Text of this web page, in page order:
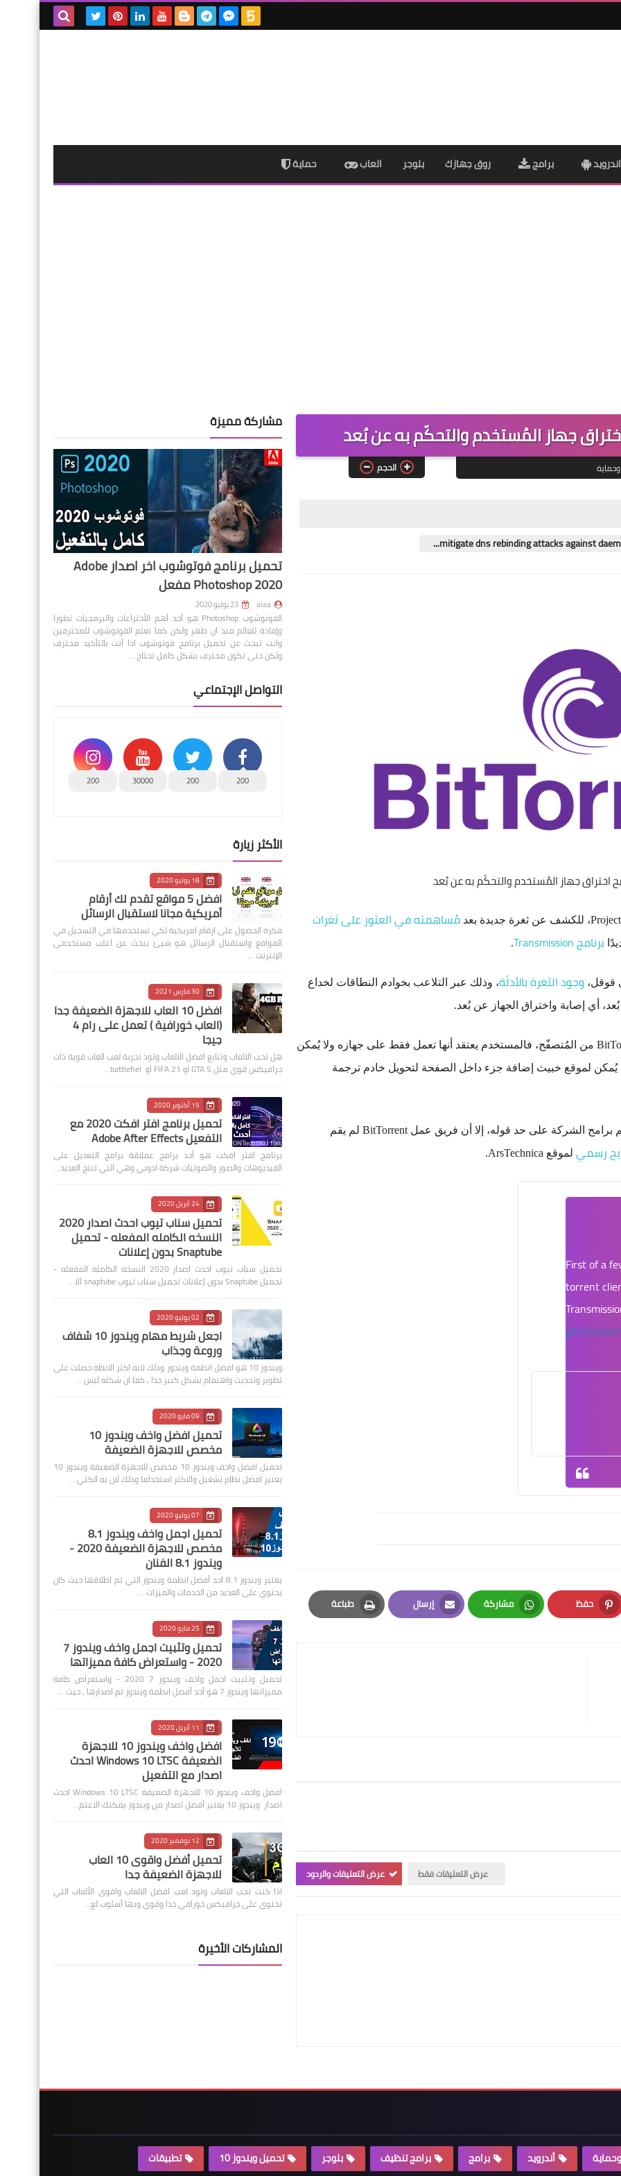
برامج روق جهازك بلوجر العاب حماية
الحجم
mitigate dns rebinding attacks against
مُساهمته في العثور على ثغرات
برنامج Transmission .
قوقل، وجود الثغرة بالأدلّة، وذلك عبر التلاعب بخوادم النطاقات لخداع
أي إصابة واختراق الجهاز عن بُعد.
وتوجد الثغرة في الأداة التي تسمح بإدارة برامج شركة BitTorrent من المُتصفّح، فالمستخدم يعتقد أنها تعمل فقط على جهازه ولا يُمكن
يُمكن لموقع خبيث إضافة جزء داخل الصفحة لتحويل خادم ترجمة
وأصدر الفريق الأمني إغلاق لتلك الثغرة الموجودة في مُعظم برامج الشركة على حد قوله، إلا أن فريق عمل BitTorrent لم يقم
رسمي لموقع ArsTechnica.
First of a
torrent
المعلومات
حفظ
Pinterest
مشاركة
Whatsapp
إرسال
Email
طباعة
Print
عرض التعليقات فقط عرض التعليقات والردود
مشاركة مميزة
تحميل برنامج فوتوشوب اخر اصدار Adobe
Photoshop 2020 مفعل
alaa 23 يوليو 2020
الفوتوشوب Photoshop هو أحد أهم الأختراعات والبرمجيات تطورا
وإفادة للعالم منذ ان ظهر ولكن كما نعلم الفوتوشوب للمحترفين
وانت تبحث عن تحميل برنامج فوتوشوب اذا أنت بالتأكيد محترف
ولكن حتى تكون محترف بشكل كامل تحتاج …
التواصل الإجتماعي
200
200
30000
200
الأكثر زيارة
18 يوليو 2020
افضل 5 مواقع تقدم لك أرقام
أمريكية مجانا لاستقبال الرسائل
فكرة الحصول على ارقام امريكية لكي تستخدمها في التسجيل في
المواقع واستقبال الرسائل هو شيئ يبحث عن اغلب مستخدمي
الإنترنت …
30 مارس 2021
افضل 10 العاب للاجهزة الضعيفة جدا
(العاب خورافية ) تعمل على رام 4
جيجا
هل تحب الالعاب وتتابع افضل الالعاب وتود تجربة لعب العاب قوية ذات
جرافيكس قوي مثل GTA 5 او FIFA 21 او battlefiel…
15 أكتوبر 2020
تحميل برنامج افتر افكت 2020 مع
التفعيل Adobe After Effects
برنامج افتر افكت هو أحد برامج عملاقة برامج التعديل على
الفيديوهات والصور والصوتيات شركة ادوبي وهي التي تنتج العديد…
24 أبريل 2020
تحميل سناب تيوب احدث اصدار 2020
النسخه الكامله المفعله - تحميل
Snaptube بدون إعلانات
تحميل سناب تيوب احدث اصدار 2020 النسخه الكامله المفعله -
تحميل Snaptube بدون إعلانات تحميل سناب تيوب snaptube الا…
02 يوليو 2020
اجعل شريط مهام ويندوز 10 شفاف
وروعة وجذاب
ويندوز 10 هو افضل انظمة ويندوز وذلك لانه اكثر الانظة حصلت على
تطوير وتحديث واهتمام بشكل كبير جدا , كما ان شكله ليس …
09 مايو 2020
تحميل افضل واخف ويندوز 10
مخصص للاجهزة الضعيفة
تحميل افضل واخف ويندوز 10 مخصص للاجهزة الضعيفة ويندوز 10
يعتبر افضل نظام تشغيل والاكثر استخداما وذلك لان به الكثي…
07 يوليو 2020
تحميل اجمل واخف ويندوز 8.1
مخصص للاجهزة الضعيفة 2020 -
ويندوز 8.1 الفنان
يعتبر ويندوز 8.1 احد أفضل انظمة ويندوز التي تم اطلاقها حيث كان
يحتوي على العديد من الخدمات والميزات …
25 مايو 2020
تحميل وتثبيت اجمل واخف ويندوز 7
2020 - واستعراض كافة مميزاتها
تحميل وتثبيت اجمل واخف ويندوز 7 2020 - واستعراض كافة
مميزاتها ويندوز 7 هو أحد أفضل انظمة ويندوز تم اصدارها , حيث …
11 أبريل 2020
افضل واخف ويندوز 10 للاجهزة
الضعيفة Windows 10 LTSC احدث
اصدار مع التفعيل
افضل واخف ويندوز 10 للاجهزة الضعيفة Windows 10 LTSC احدث
اصدار ويندوز 10 يعتبر أفضل اصدار من ويندوز يمكنك الاعتم…
12 نوفمبر 2020
تحميل أفضل واقوى 10 العاب
للاجهزة الضعيفة جدا
اذا كنت تحب الالعاب وتود لعب افضل الالعاب واقوى الألعاب التي
تحتوي على جرافيكس خورافي جدا وقوي وبها أسلوب لع…
المشاركات الأخيرة
أندرويد برامج برامج تنظيف بلوجر تحميل ويندوز 10 تطبيقات